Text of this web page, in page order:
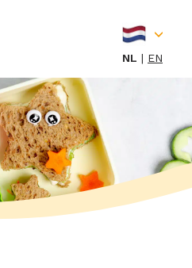
NL EN